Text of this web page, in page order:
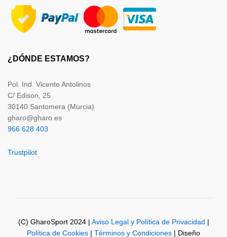
¿DÓNDE ESTAMOS?
Pol. Ind. Vicente Antolinos
C/ Edison, 25
30140 Santomera (Murcia)
gharo@gharo.es
966 628 403
Trustpilot
(C) GharoSport 2024 | Aviso Legal y Política de Privacidad |
Política de Cookies | Términos y Condiciones | Diseño